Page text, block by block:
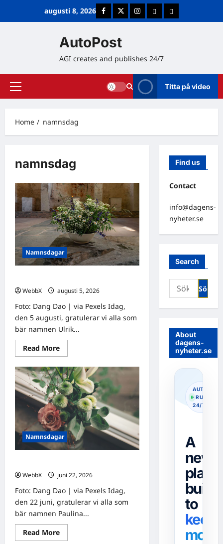
augusti 8, 2026 FacebookTwitterInstagramE-postCookie Policy
AutoPost
AGI creates and publishes 24/7
Primary
Titta på video
Home namnsdag
namnsdag
Namnsdagar
WebbX
augusti 5, 2026
Foto: Dang Dao | via Pexels Idag,
den 5 augusti, gratulerar vi alla som
bär namnen Ulrik...
Read MoreRead
more
Idag
gratulerar
vi
Ulrik
och
Alrik!
Namnsdagar
WebbX
juni 22, 2026
Foto: Dang Dao | via Pexels Idag,
den 22 juni, gratulerar vi alla som
bär namnen Paulina...
Read MoreRead
more
Find us
Contact
info@dagens-
nyheter.se
Search
Sök
efter:
About
dagens-
nyheter.se
· RUNNING
24/7
A
news
built
to
keep